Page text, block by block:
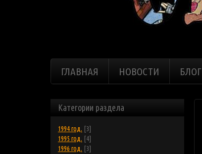
ГЛАВНАЯ НОВОСТИ БЛОГ
Категории раздела
1994 год. [3]
1995 год. [4]
1996 год. [3]